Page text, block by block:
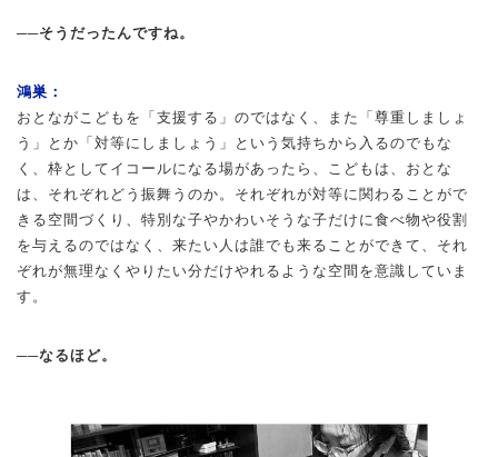
──そうだったんですね。
鴻巣：
おとながこどもを「支援する」のではなく、また「尊重しましょ
う」とか「対等にしましょう」という気持ちから入るのでもな
く、枠としてイコールになる場があったら、こどもは、おとな
は、それぞれどう振舞うのか。それぞれが対等に関わることがで
きる空間づくり、特別な子やかわいそうな子だけに食べ物や役割
を与えるのではなく、来たい人は誰でも来ることができて、それ
ぞれが無理なくやりたい分だけやれるような空間を意識していま
す。
──なるほど。